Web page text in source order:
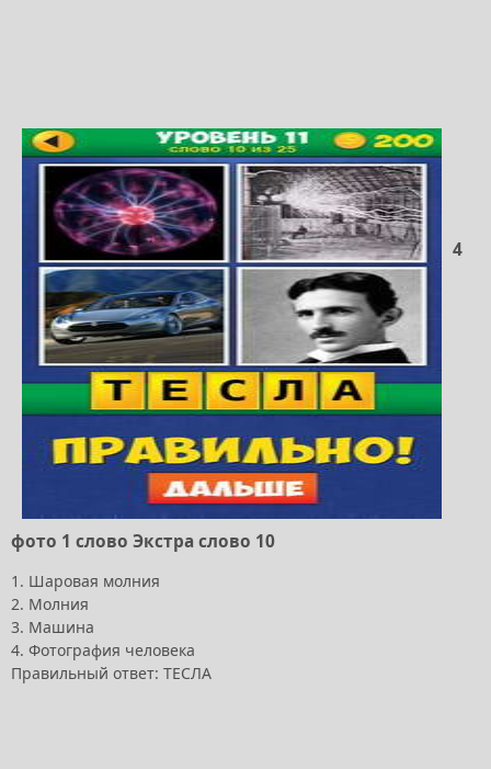
4
фото 1 слово Экстра слово 10
1. Шаровая молния
2. Молния
3. Машина
4. Фотография человека
Правильный ответ: ТЕСЛА